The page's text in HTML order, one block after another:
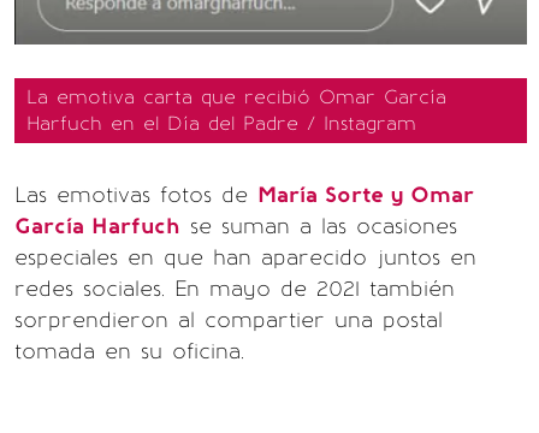
La emotiva carta que recibió Omar García
Harfuch en el Día del Padre / Instagram
Las emotivas fotos de María Sorte y Omar
García Harfuch se suman a las ocasiones
especiales en que han aparecido juntos en
redes sociales. En mayo de 2021 también
sorprendieron al compartier una postal
tomada en su oficina.